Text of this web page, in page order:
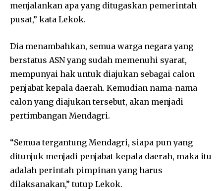
menjalankan apa yang ditugaskan pemerintah
pusat,” kata Lekok.
Dia menambahkan, semua warga negara yang
berstatus ASN yang sudah memenuhi syarat,
mempunyai hak untuk diajukan sebagai calon
penjabat kepala daerah. Kemudian nama-nama
calon yang diajukan tersebut, akan menjadi
pertimbangan Mendagri.
“Semua tergantung Mendagri, siapa pun yang
ditunjuk menjadi penjabat kepala daerah, maka itu
adalah perintah pimpinan yang harus
dilaksanakan,” tutup Lekok.